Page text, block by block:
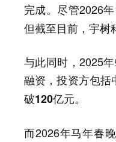
完成。 尽管2026
但截至目前，宇树
与此同时，2025
融资，投资方包括
破120亿元。
而2026年马年春